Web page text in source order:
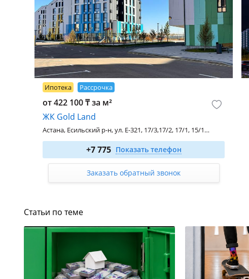
Ипотека Рассрочка
от 422 100 ₸ за м²
ЖК Gold Land
Астана, Есильский р-н, ул. Е-321, 17/3,17/2, 17/1, 15/1, 15/2, 15/3
1-комн. 33.6 м²
от 19 824 000
2-комн. 80 м²
от 41 600 000 ₸
+7 775 Показать телефон
Заказать обратный звонок
Статьи по теме